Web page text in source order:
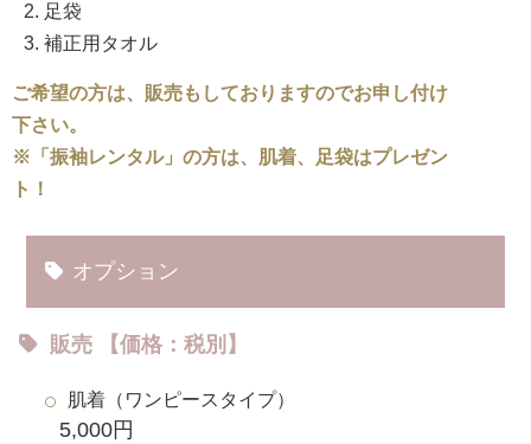
足袋
補正用タオル
ご希望の方は、販売もしておりますのでお申し付け
下さい。
※「振袖レンタル」の方は、肌着、足袋はプレゼン
ト！
オプション
販売 【価格：税別】
肌着（ワンピースタイプ）
5,000円